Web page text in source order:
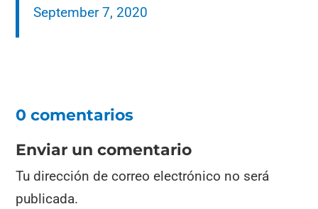
September 7, 2020
0 comentarios
Enviar un comentario
Tu dirección de correo electrónico no será
publicada.